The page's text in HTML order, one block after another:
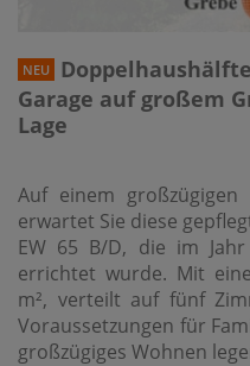
NEU
Garage auf großem
Lage
Auf einem
erwartet Sie diese
EW 65 B/D, die im
errichtet wurde. Mit
m², verteilt auf fünf
Voraussetzungen für
großzügiges Wohnen